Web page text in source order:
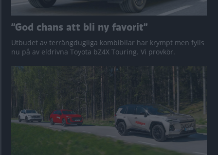
”God chans att bli ny favorit”
Utbudet av terrängdugliga kombibilar har krympt men fylls
nu på av eldrivna Toyota bZ4X Touring. Vi provkör.